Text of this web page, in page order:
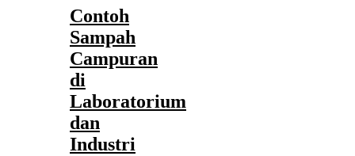
Contoh
Sampah
Campuran
di
Laboratorium
dan
Industri